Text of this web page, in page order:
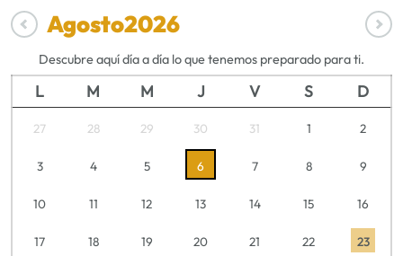
Agosto2026
Descubre aquí día a día lo que tenemos preparado para ti.
L M M J V S D
27 28 29 30 31 1 2
3 4 5 6 7 8 9
10 11 12 13 14 15 16
17 18 19 20 21 22 23